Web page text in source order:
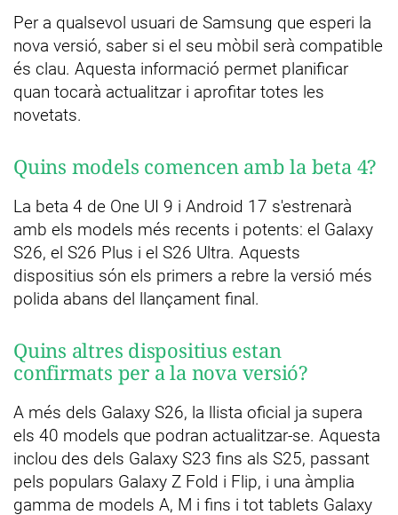
Per a qualsevol usuari de Samsung que esperi la
nova versió, saber si el seu mòbil serà compatible
és clau. Aquesta informació permet planificar
quan tocarà actualitzar i aprofitar totes les
novetats.
Quins models comencen amb la beta 4?
La beta 4 de One UI 9 i Android 17 s'estrenarà
amb els models més recents i potents: el Galaxy
S26, el S26 Plus i el S26 Ultra. Aquests
dispositius són els primers a rebre la versió més
polida abans del llançament final.
Quins altres dispositius estan
confirmats per a la nova versió?
A més dels Galaxy S26, la llista oficial ja supera
els 40 models que podran actualitzar-se. Aquesta
inclou des dels Galaxy S23 fins als S25, passant
pels populars Galaxy Z Fold i Flip, i una àmplia
gamma de models A, M i fins i tot tablets Galaxy